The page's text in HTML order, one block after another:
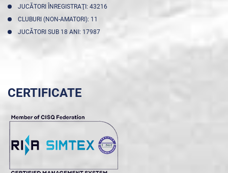
JUCĂTORI ÎNREGISTRAŢI: 43216
CLUBURI (NON-AMATORI): 11
JUCĂTORI SUB 18 ANI: 17987
CERTIFICATE